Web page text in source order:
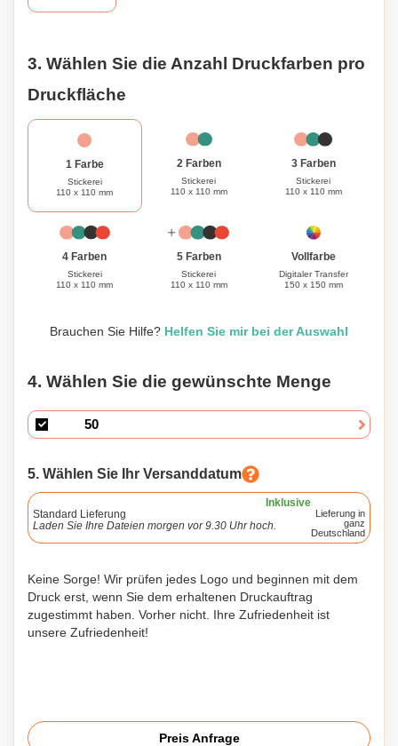
Decke hervorragend auch als persönliches Geschenk für
3. Wählen Sie die Anzahl Druckfarben pro
Druckfläche
1 Farbe
Stickerei
110 x 110 mm
2 Farben
Stickerei
110 x 110 mm
3 Farben
Stickerei
110 x 110 mm
4 Farben
Stickerei
110 x 110 mm
5 Farben
Stickerei
110 x 110 mm
Vollfarbe
Digitaler Transfer
150 x 150 mm
Brauchen Sie Hilfe? Helfen Sie mir bei der Auswahl
4. Wählen Sie die gewünschte Menge
5. Wählen Sie Ihr Versanddatum
Inklusive
Standard Lieferung
Laden Sie Ihre Dateien morgen vor 9.30 Uhr hoch.
Lieferung in
ganz
Deutschland
Keine Sorge! Wir prüfen jedes Logo und beginnen mit dem
Druck erst, wenn Sie dem erhaltenen Druckauftrag
zugestimmt haben. Vorher nicht. Ihre Zufriedenheit ist
unsere Zufriedenheit!
Preis Anfrage